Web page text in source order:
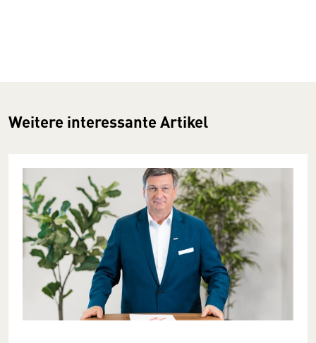
Weitere interessante Artikel